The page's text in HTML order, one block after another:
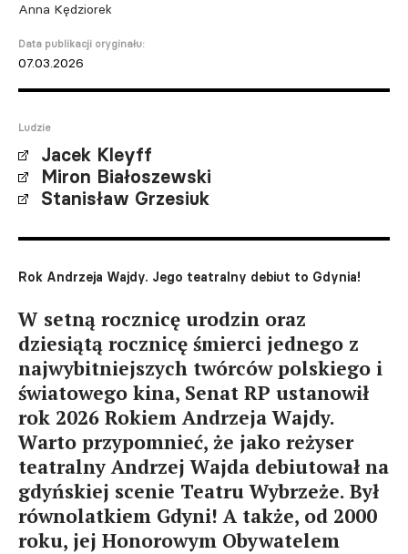
Anna Kędziorek
Data publikacji oryginału:
07.03.2026
Ludzie
Jacek Kleyff
Miron Białoszewski
Stanisław Grzesiuk
Rok Andrzeja Wajdy. Jego teatralny debiut to Gdynia!
W setną rocznicę urodzin oraz
dziesiątą rocznicę śmierci jednego z
najwybitniejszych twórców polskiego i
światowego kina, Senat RP ustanowił
rok 2026 Rokiem Andrzeja Wajdy.
Warto przypomnieć, że jako reżyser
teatralny Andrzej Wajda debiutował na
gdyńskiej scenie Teatru Wybrzeże. Był
równolatkiem Gdyni! A także, od 2000
roku, jej Honorowym Obywatelem